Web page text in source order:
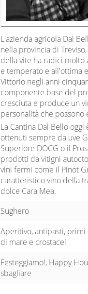
L'azienda agricola Dal
nella provincia di
della vite ha radici molto
e temperato e all'ottima
Vittorio negli anni
componente base del
cresciuta e produce un
personalità che possono
La Cantina Dal Bello
ottenuti sempre da uve
Superiore DOCG o il
prodotti da vitigni
vini fermi come il Pinot
caratteristico vino della
dolce Cara Mea.
Sughero
Aperitivo, antipasti,
di mare e crostacei
Festeggiamo!, Happy
sbagliare